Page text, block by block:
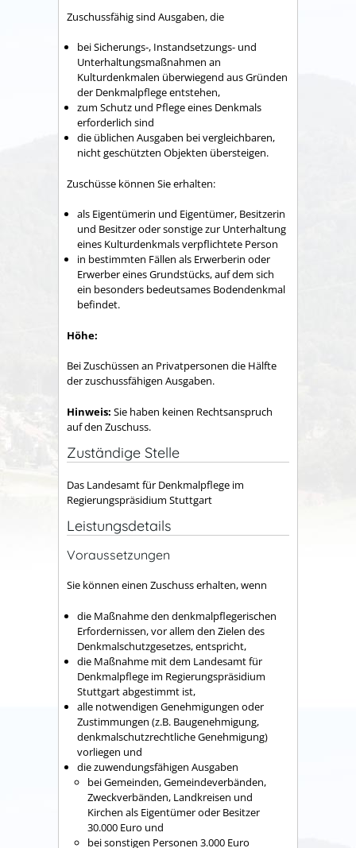
Zuschussfähig sind Ausgaben, die
bei Sicherungs-, Instandsetzungs- und
Unterhaltungsmaßnahmen an
Kulturdenkmalen überwiegend aus Gründen
der Denkmalpflege entstehen,
zum Schutz und Pflege eines Denkmals
erforderlich sind
die üblichen Ausgaben bei vergleichbaren,
nicht geschützten Objekten übersteigen.
Zuschüsse können Sie erhalten:
als Eigentümerin und Eigentümer, Besitzerin
und Besitzer oder sonstige zur Unterhaltung
eines Kulturdenkmals verpflichtete Person
in bestimmten Fällen als Erwerberin oder
Erwerber eines Grundstücks, auf dem sich
ein besonders bedeutsames Bodendenkmal
befindet.
Höhe:
Bei Zuschüssen an Privatpersonen die Hälfte
der zuschussfähigen Ausgaben.
Hinweis: Sie haben keinen Rechtsanspruch
aufden Zuschuss.
Zuständige Stelle
Das Landesamt für Denkmalpflege im
Regierungspräsidium Stuttgart
Leistungsdetails
Voraussetzungen
Sie können einen Zuschuss erhalten, wenn
die Maßnahme den denkmalpflegerischen
Erfordernissen, vor allem den Zielen des
Denkmalschutzgesetzes, entspricht,
die Maßnahme mit dem Landesamt für
Denkmalpflege im Regierungspräsidium
Stuttgart abgestimmt ist,
alle notwendigen Genehmigungen oder
Zustimmungen (z.B. Baugenehmigung,
denkmalschutzrechtliche Genehmigung)
vorliegen und
die zuwendungsfähigen Ausgaben
bei Gemeinden, Gemeindeverbänden,
Zweckverbänden, Landkreisen und
Kirchen als Eigentümer oder Besitzer
30.000 Euro und
bei sonstigen Personen 3.000 Euro